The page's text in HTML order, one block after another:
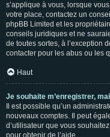
s’applique à vous, lorsque
votre place, contactez un
phpBB Limited et les
conseils juridiques et ne
de toutes sortes, à l’exception
contacter pour les abus ou les
Haut
Je souhaite m’enregistrer,
Il est possible qu’un
nouveaux comptes. Il peut
d’utilisateur que vous
pour obtenir de l’aide.